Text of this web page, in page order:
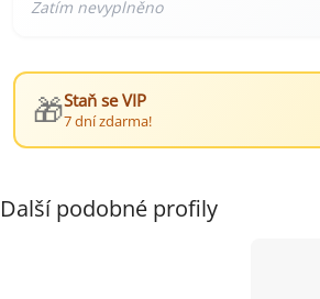
🎁Staň se VIP
7 dní zdarma!
Další podobné profily